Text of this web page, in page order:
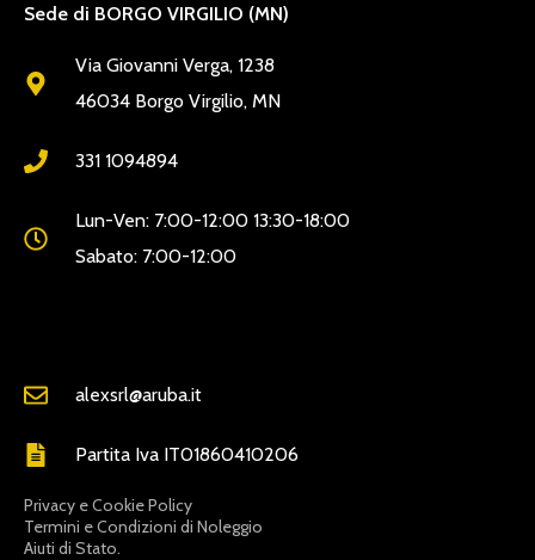
Sede di BORGO VIRGILIO (MN)
Via Giovanni Verga, 1238
46034 Borgo Virgilio, MN
331 1094894
Lun-Ven: 7:00-12:00 13:30-18:00
Sabato: 7:00-12:00
alexsrl@aruba.it
Partita Iva IT01860410206
Privacy e Cookie Policy
Termini e Condizioni di Noleggio
Aiuti di Stato.